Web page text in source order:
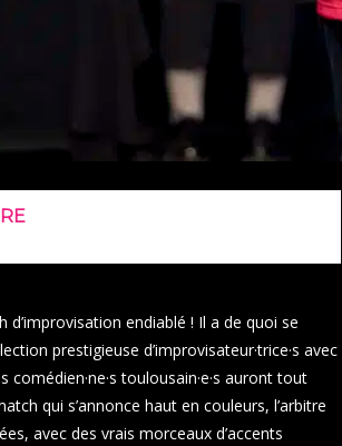
endiablé ! Il a de quoi se
prestigieuse d’improvisateur·trice·s avec
toulousain·e·s auront tout
qui s’annonce haut en couleurs, l’arbitre
avec des vrais morceaux d’accents